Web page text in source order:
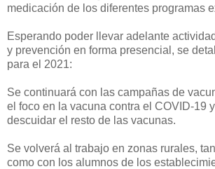
medicación de los diferentes programas
Esperando poder llevar adelante
y prevención en forma presencial, se
para el 2021:
Se continuará con las campañas de
el foco en la vacuna contra el COVID-19
descuidar el resto de las vacunas.
Se volverá al trabajo en zonas rurales,
como con los alumnos de los